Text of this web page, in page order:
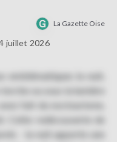
La Gazette Oise
juillet 2026
emblématiques la nuit,
ou sous la lumière
fait du noctourisme,
Cette redécouverte de
- la nuit apporte une